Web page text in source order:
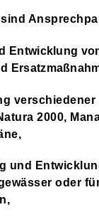
Entwicklung
verschiedener
2000,
und
oder